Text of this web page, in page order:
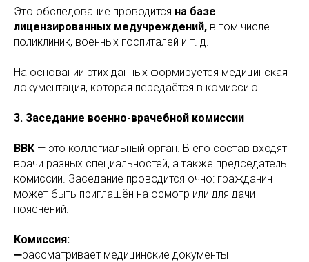
Это обследование проводится на базе
лицензированных медучреждений, в том числе
поликлиник, военных госпиталей и т. д.
На основании этих данных формируется медицинская
документация, которая передаётся в комиссию.
3. Заседание военно-врачебной комиссии
ВВК — это коллегиальный орган. В его состав входят
врачи разных специальностей, а также председатель
комиссии. Заседание проводится очно: гражданин
может быть приглашён на осмотр или для дачи
пояснений.
Комиссия:
➖рассматривает медицинские документы